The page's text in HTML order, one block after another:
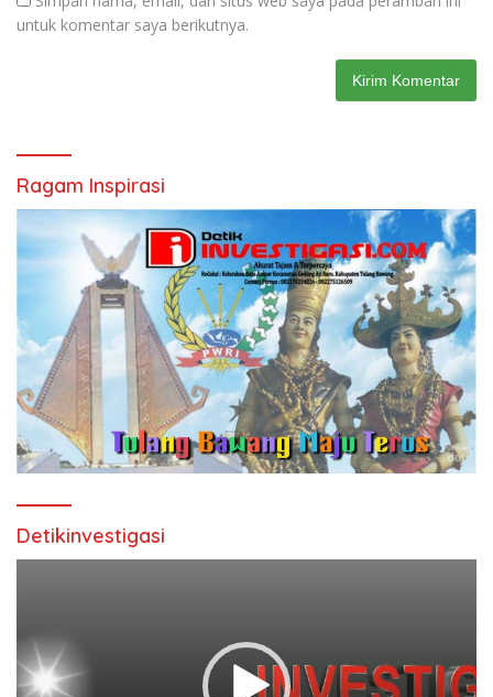
untuk komentar saya berikutnya.
Ragam Inspirasi
Detikinvestigasi